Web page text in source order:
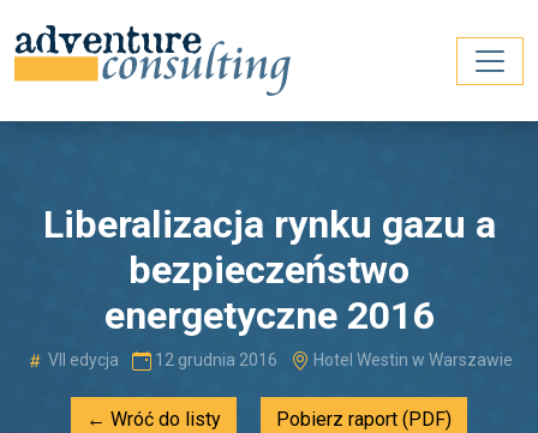
Liberalizacja rynku gazu a
bezpieczeństwo
energetyczne 2016
VII edycja 12 grudnia 2016 Hotel Westin w Warszawie
← Wróć do listy Pobierz raport (PDF)